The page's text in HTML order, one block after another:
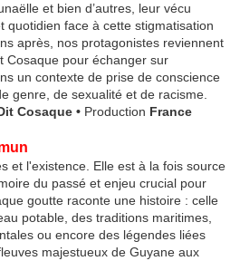
et bien d’autres, leur vécu
quotidien face à cette stigmatisation
après, nos protagonistes reviennent
Cosaque pour échanger sur
un contexte de prise de conscience
genre, de sexualité et de racisme.
Cosaque • Production France
et l'existence. Elle est à la fois source
du passé et enjeu crucial pour
goutte raconte une histoire : celle
potable, des traditions maritimes,
ou encore des légendes liées
majestueux de Guyane aux